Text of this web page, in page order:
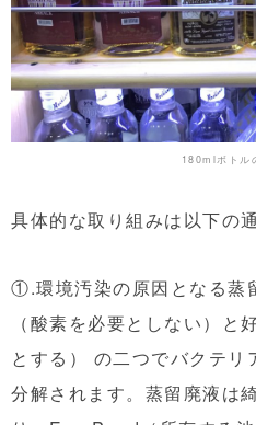
180mlボトル
具体的な取り組みは以下の通
①.環境汚染の原因となる蒸
（酸素を必要としない）と
とする） の二つでバクテ
分解されます。蒸留廃液は